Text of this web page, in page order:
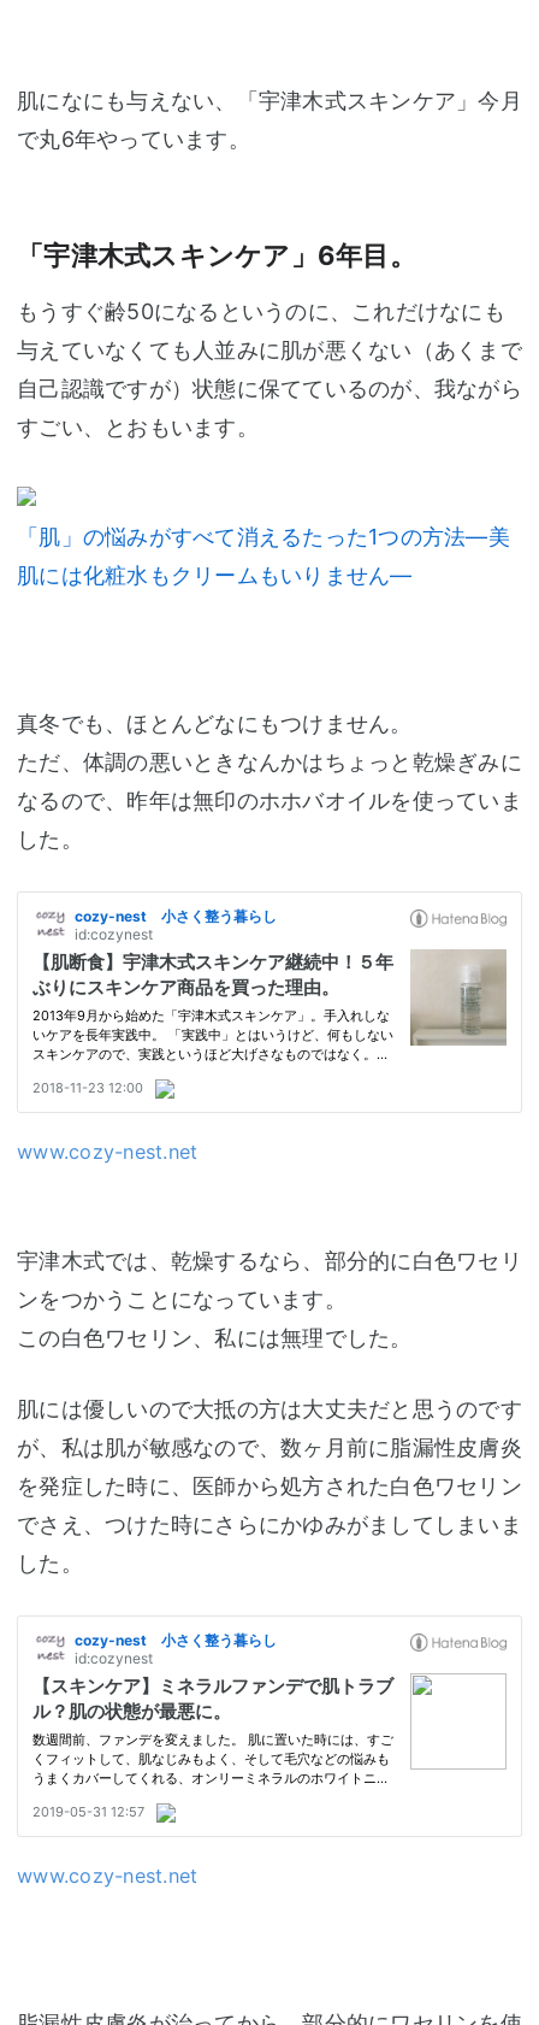
肌になにも与えない、「宇津木式スキンケア」今月
で丸6年やっています。
「宇津木式スキンケア」6年目。
もうすぐ齢50になるというのに、これだけなにも
与えていなくても人並みに肌が悪くない（あくまで
自己認識ですが）状態に保てているのが、我ながら
すごい、とおもいます。
「肌」の悩みがすべて消えるたった1つの方法―美
肌には化粧水もクリームもいりません―
真冬でも、ほとんどなにもつけません。
ただ、体調の悪いときなんかはちょっと乾燥ぎみに
なるので、昨年は無印のホホバオイルを使っていま
した。
www.cozy-nest.net
宇津木式では、乾燥するなら、部分的に白色ワセリ
ンをつかうことになっています。
この白色ワセリン、私には無理でした。
肌には優しいので大抵の方は大丈夫だと思うのです
が、私は肌が敏感なので、数ヶ月前に脂漏性皮膚炎
を発症した時に、医師から処方された白色ワセリン
でさえ、つけた時にさらにかゆみがましてしまいま
した。
www.cozy-nest.net